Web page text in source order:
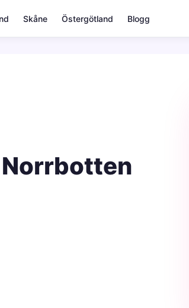
Skåne Östergötland Blogg